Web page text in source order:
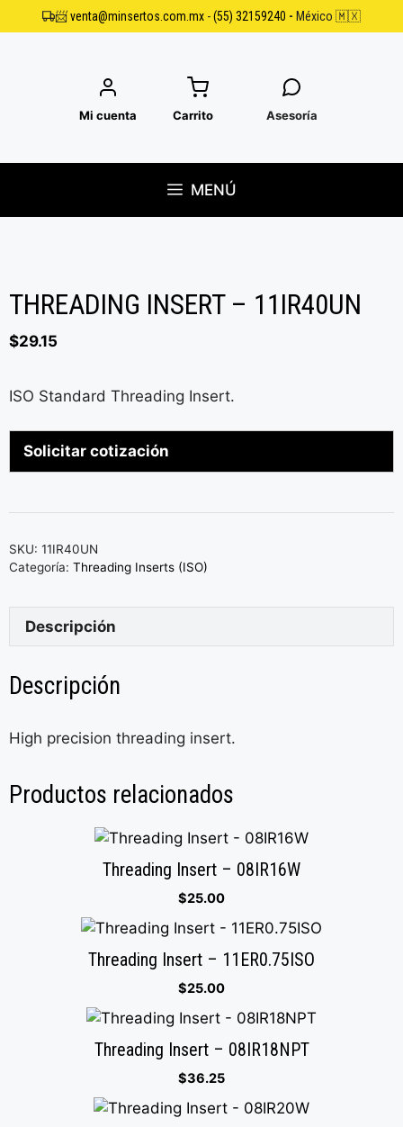
al
📨venta@minsertos.com.mx -(55) 32159240 - México 🇲🇽
Mi cuenta Carrito Asesoría
MENÚ
THREADING INSERT – 11IR40UN
$29.15
ISO Standard Threading Insert.
Solicitar cotización
SKU: 11IR40UN
Categoría: Threading Inserts (ISO)
Descripción
Descripción
High precision threading insert.
Productos relacionados
Threading Insert – 08IR16W
$25.00
Threading Insert – 11ER0.75ISO
$25.00
Threading Insert – 08IR18NPT
$36.25